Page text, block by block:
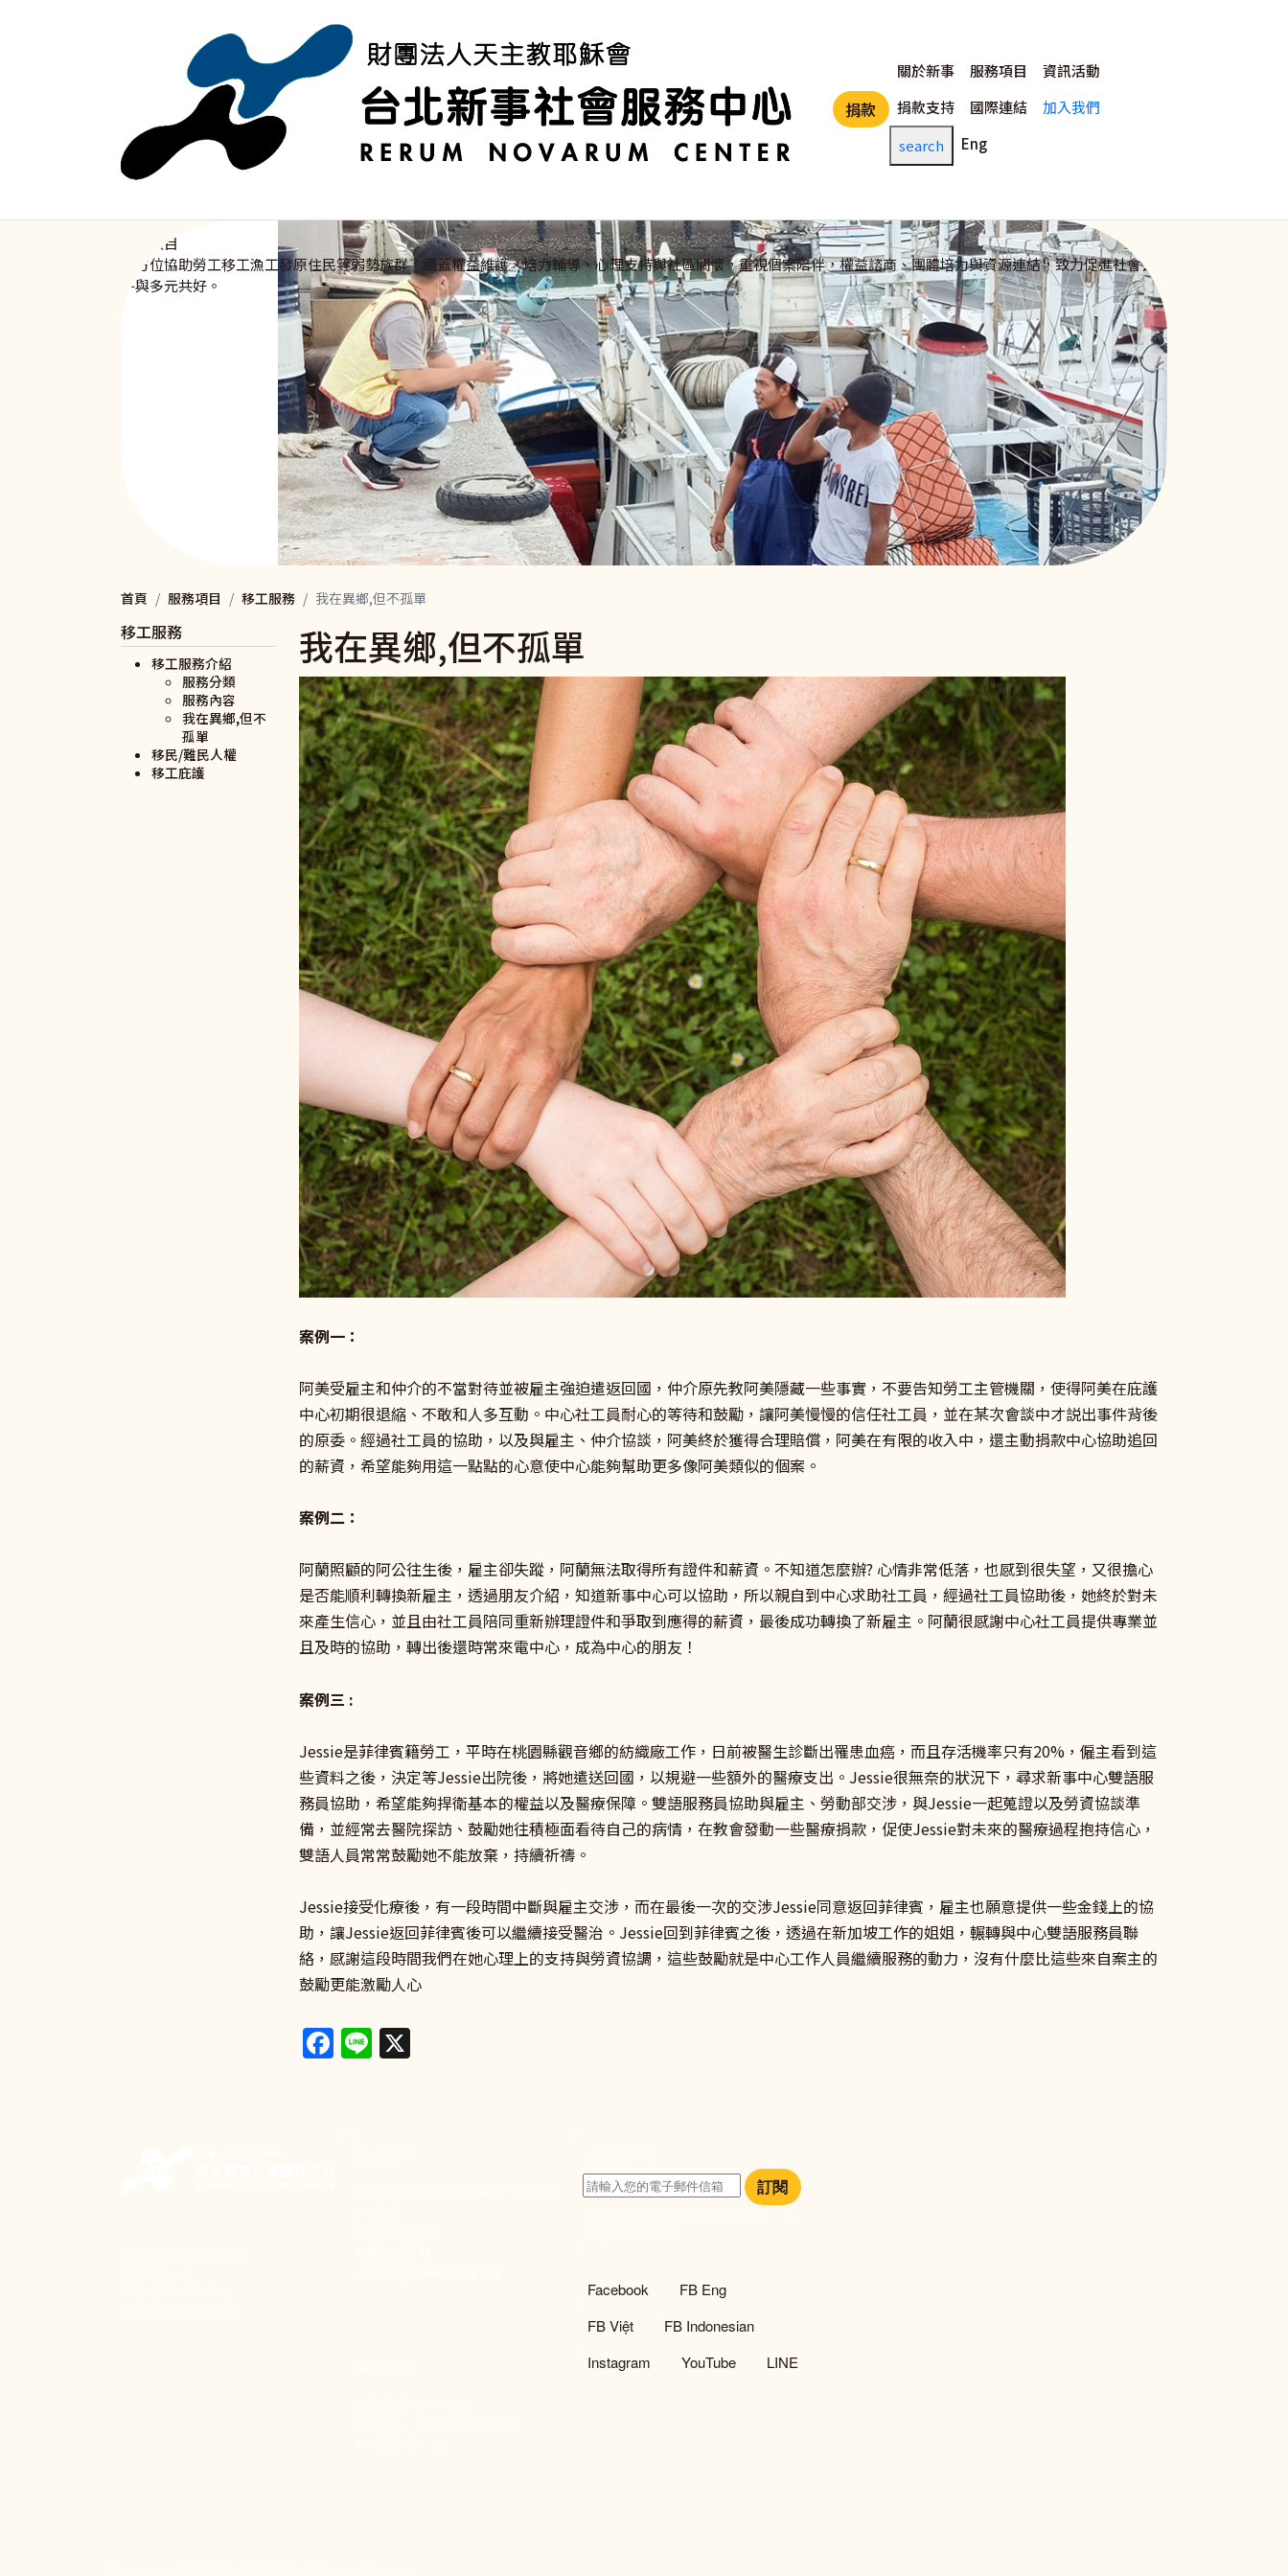
捐款
主選單
關於新事 服務項目
資訊活動
捐款支持
國際連結
加入我們
search
Eng
SERVICES
服務項目
全方位協助勞工移工漁工發原住民等弱勢族群，涵蓋權益維護、培力輔導、心理支持與社區關懷，重視個案陪伴，權益諮商、團體培力與資源連結，致力促進社會公
平與多元共好。
首頁 服務項目 移工服務 我在異鄉,但不孤單
我在異鄉,但不孤單
案例一：
阿美受雇主和仲介的不當對待並被雇主強迫遣返回國，仲介原先教阿美隱藏一些事實，不要告知勞工主管機關，使得阿美在庇護
中心初期很退縮、不敢和人多互動。中心社工員耐心的等待和鼓勵，讓阿美慢慢的信任社工員，並在某次會談中才説出事件背後
的原委。經過社工員的協助，以及與雇主、仲介協談，阿美終於獲得合理賠償，阿美在有限的收入中，還主動捐款中心協助追回
的薪資，希望能夠用這一點點的心意使中心能夠幫助更多像阿美類似的個案。
案例二：
阿蘭照顧的阿公往生後，雇主卻失蹤，阿蘭無法取得所有證件和薪資。不知道怎麼辦? 心情非常低落，也感到很失望，又很擔心
是否能順利轉換新雇主，透過朋友介紹，知道新事中心可以協助，所以親自到中心求助社工員，經過社工員協助後，她終於對未
來產生信心，並且由社工員陪同重新辦理證件和爭取到應得的薪資，最後成功轉換了新雇主。阿蘭很感謝中心社工員提供專業並
且及時的協助，轉出後還時常來電中心，成為中心的朋友！
案例三 :
Jessie是菲律賓籍勞工，平時在桃園縣觀音鄉的紡織廠工作，日前被醫生診斷出罹患血癌，而且存活機率只有20%，僱主看到這
些資料之後，決定等Jessie出院後，將她遣送回國，以規避一些額外的醫療支出。Jessie很無奈的狀況下，尋求新事中心雙語服
務員協助，希望能夠捍衛基本的權益以及醫療保障。雙語服務員協助與雇主、勞動部交涉，與Jessie一起蒐證以及勞資協談準
備，並經常去醫院探訪、鼓勵她往積極面看待自己的病情，在教會發動一些醫療捐款，促使Jessie對未來的醫療過程抱持信心，
雙語人員常常鼓勵她不能放棄，持續祈禱。
Jessie接受化療後，有一段時間中斷與雇主交涉，而在最後一次的交涉Jessie同意返回菲律賓，雇主也願意提供一些金錢上的協
助，讓Jessie返回菲律賓後可以繼續接受醫治。Jessie回到菲律賓之後，透過在新加坡工作的姐姐，輾轉與中心雙語服務員聯
絡，感謝這段時間我們在她心理上的支持與勞資協調，這些鼓勵就是中心工作人員繼續服務的動力，沒有什麼比這些來自案主的
鼓勵更能激勵人心
Facebook
Line
移工服務
移工服務介紹
服務分類
服務內容
我在異鄉,但不
孤單
移民/難民人權
移工庇護
訂閱
社群選單
Facebook
FB Eng
FB Việt
FB Indonesian
Instagram
YouTube LINE